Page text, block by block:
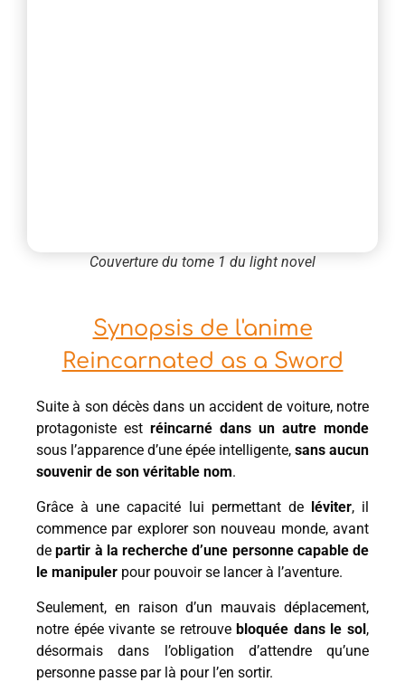
Couverture du tome 1 du light novel
Synopsis de l'anime
Reincarnated as a Sword
Suite à son décès dans un accident de voiture, notre
protagoniste est réincarné dans un autre monde
sous l’apparence d’une épée intelligente, sans aucun
souvenir de son véritable nom.
Grâce à une capacité lui permettant de léviter, il
commence par explorer son nouveau monde, avant
departir à la recherche d’une personne capable de
le manipuler pour pouvoir se lancer à l’aventure.
Seulement, en raison d’un mauvais déplacement,
notre épée vivante se retrouvebloquée dans le sol,
désormais dans l’obligation d’attendre qu’une
personne passe par là pour l’en sortir.